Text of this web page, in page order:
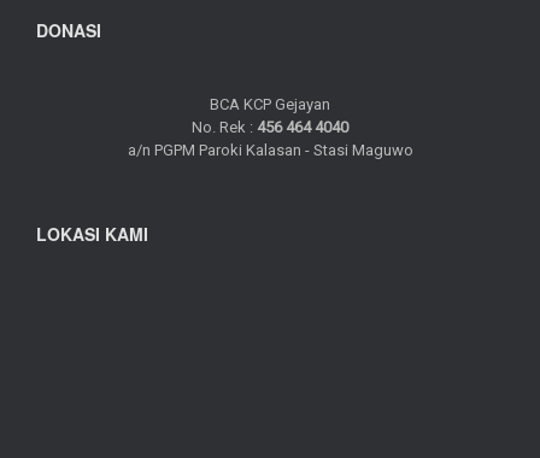
DONASI
BCA KCP Gejayan
No. Rek : 456 464 4040
a/n PGPM Paroki Kalasan - Stasi Maguwo
LOKASI KAMI